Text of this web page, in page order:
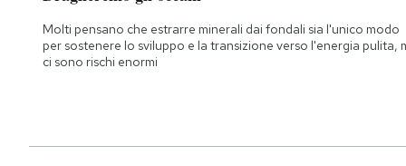
Regala il Post
Hai bisogno di aiuto?
Molti pensano che estrarre minerali dai fondali sia l'unico modo
per sostenere lo sviluppo e la transizione verso l'energia pulita,
ci sono rischi enormi